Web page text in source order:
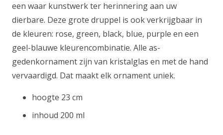
een waar kunstwerk ter herinnering aan uw
dierbare. Deze grote druppel is ook verkrijgbaar in
de kleuren: rose, green, black, blue, purple en een
geel-blauwe kleurencombinatie. Alle as-
gedenkornament zijn van kristalglas en met de hand
vervaardigd. Dat maakt elk ornament uniek.
hoogte 23 cm
inhoud 200 ml